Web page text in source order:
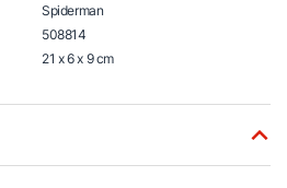
Spiderman
508814
21 x 6 x 9 cm